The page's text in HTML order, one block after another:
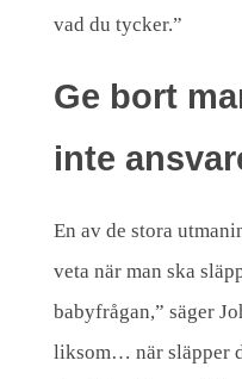
vad du tycker.”
Ge bort
inte
En av de stora
veta när man ska
babyfrågan,” säger
liksom… när släpper